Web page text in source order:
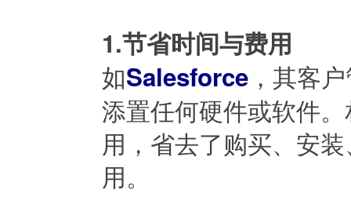
1.节省时间与费用
如Salesforce ，其客
添置任何硬件或软件
用，省去了购买、安
用。